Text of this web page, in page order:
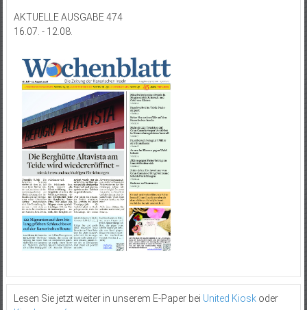
AKTUELLE AUSGABE 474
16.07. - 12.08.
Lesen Sie jetzt weiter in unserem E-Paper bei United Kioskoder